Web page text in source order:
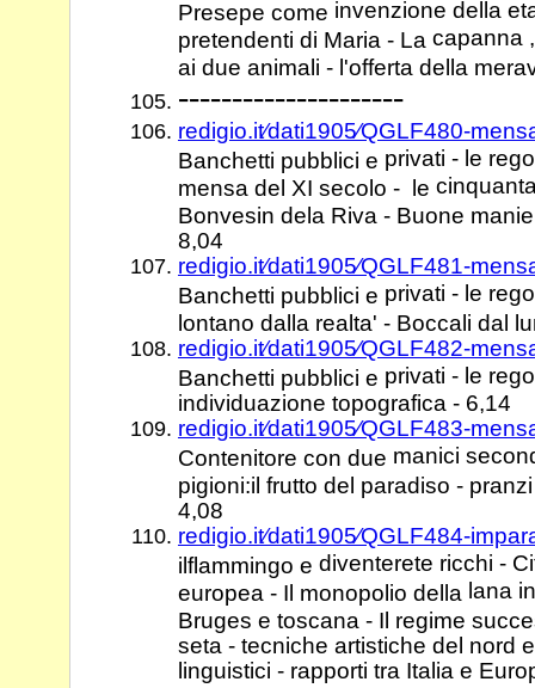
Presepe come invenzione della
pretendenti di Maria - La capanna
ai due animali - l'offerta della
---------------------
redigio.it⁄dati1905⁄QGLF480-
Banchetti pubblici e privati - le
mensa del XI secolo - le
Bonvesin dela Riva - Buone
8,04
redigio.it⁄dati1905⁄QGLF481-
Banchetti pubblici e privati - le
lontano dalla realta' - Boccali dal
redigio.it⁄dati1905⁄QGLF482-
Banchetti pubblici e privati - le
individuazione topografica - 6,14
redigio.it⁄dati1905⁄QGLF483-
Contenitore con due manici
pigioni:il frutto del paradiso -
4,08
redigio.it⁄dati1905⁄QGLF484-
ilflammingo e diventerete ricchi -
europea - Il monopolio della lana
Bruges e toscana - Il regime
seta - tecniche artistiche del nord
linguistici - rapporti tra Italia e